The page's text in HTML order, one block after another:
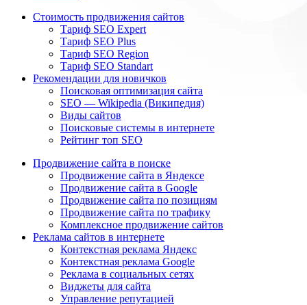
Стоимость продвижения сайтов
Тариф SEO Expert
Тариф SEO Plus
Тариф SEO Region
Тариф SEO Standart
Рекомендации для новичков
Поисковая оптимизация сайта
SEO — Wikipedia (Википедия)
Виды сайтов
Поисковые системы в интернете
Рейтинг топ SEO
Продвижение сайта в поиске
Продвижение сайта в Яндексе
Продвижение сайта в Google
Продвижение сайта по позициям
Продвижение сайта по трафику
Комплексное продвижение сайтов
Реклама сайтов в интернете
Контекстная реклама Яндекс
Контекстная реклама Google
Реклама в социальных сетях
Виджеты для сайта
Управление репутацией